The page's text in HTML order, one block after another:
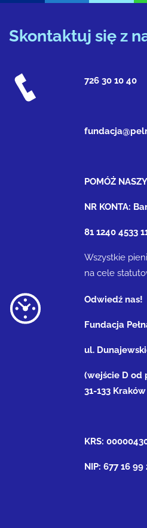
Skontaktuj się z
726 30 10 40
POMÓŻ
NR KONTA:
81 1240 4533
Wszystkie
na cele
Odwiedź nas!
Fundacja
ul.
(wejście D od
31-133 Kraków
KRS:
NIP: 677 16 99